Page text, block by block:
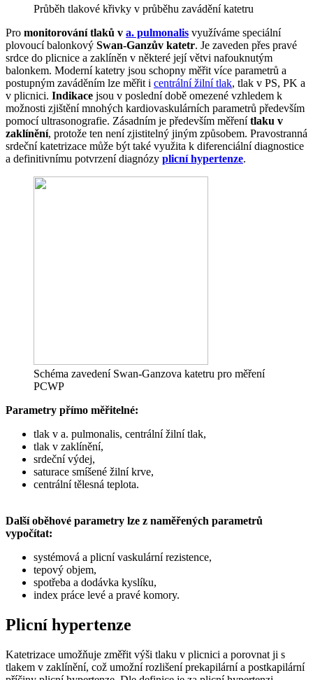
Průběh tlakové křivky v průběhu zavádění katetru
Pro monitorování tlaků v a. pulmonalis využíváme speciální
plovoucí balonkový Swan-Ganzův katetr. Je zaveden přes pravé
srdce do plicnice a zaklíněn v některé její větvi nafouknutým
balonkem. Moderní katetry jsou schopny měřit více parametrů a
postupným zaváděním lze měřit i centrální žilní tlak, tlak v PS, PK a
v plicnici. Indikace jsou v poslední době omezené vzhledem k
možnosti zjištění mnohých kardiovaskulárních parametrů především
pomocí ultrasonografie. Zásadním je především měřenítlaku v
zaklínění, protože ten není zjistitelný jiným způsobem. Pravostranná
srdeční katetrizace může být také využita k diferenciální diagnostice
a definitivnímu potvrzení diagnózy plicní hypertenze.
Schéma zavedení Swan-Ganzova katetru pro měření
PCWP
Parametry přímo měřitelné:
tlak v a. pulmonalis, centrální žilní tlak,
tlak v zaklínění,
srdeční výdej,
saturace smíšené žilní krve,
centrální tělesná teplota.
Další oběhové parametry lze z naměřených parametrů
vypočítat:
systémová a plicní vaskulární rezistence,
tepový objem,
spotřeba a dodávka kyslíku,
index práce levé a pravé komory.
Plicní hypertenze
Katetrizace umožňuje změřit výši tlaku v plicnici a porovnat ji s
tlakem v zaklínění, což umožní rozlišení prekapilární a postkapilární